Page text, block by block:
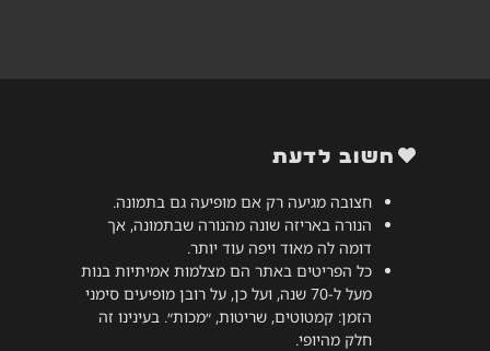
חשוב לדעת
חצובה מגיעה רק אם מופיעה גם בתמונה.
הנורה באריזה שונה מהנורה שבתמונה, אך
דומה לה מאוד ויפה עוד יותר.
כל הפריטים באתר הם מצלמות אמיתיות בנות
מעל ל-70 שנה, ועל כן, על רובן מופיעים סימני
הזמן: קמטוטים, שריטות, ״מכות״. בעינינו זה
חלק מהיופי.